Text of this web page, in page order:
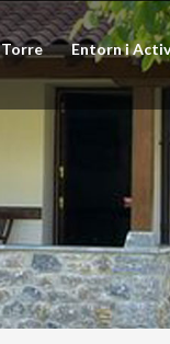
Torre Entorn i